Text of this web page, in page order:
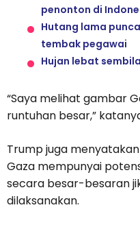
penonton di
Hutang lama
tembak pegawai
Hujan lebat
“Saya melihat gambar
runtuhan besar,”
Trump juga
Gaza mempunyai
secara besar-besaran
dilaksanakan.